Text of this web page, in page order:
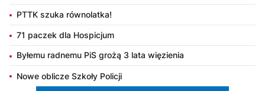
PTTK szuka równolatka!
71 paczek dla Hospicjum
Byłemu radnemu PiS grożą 3 lata więzienia
Nowe oblicze Szkoły Policji